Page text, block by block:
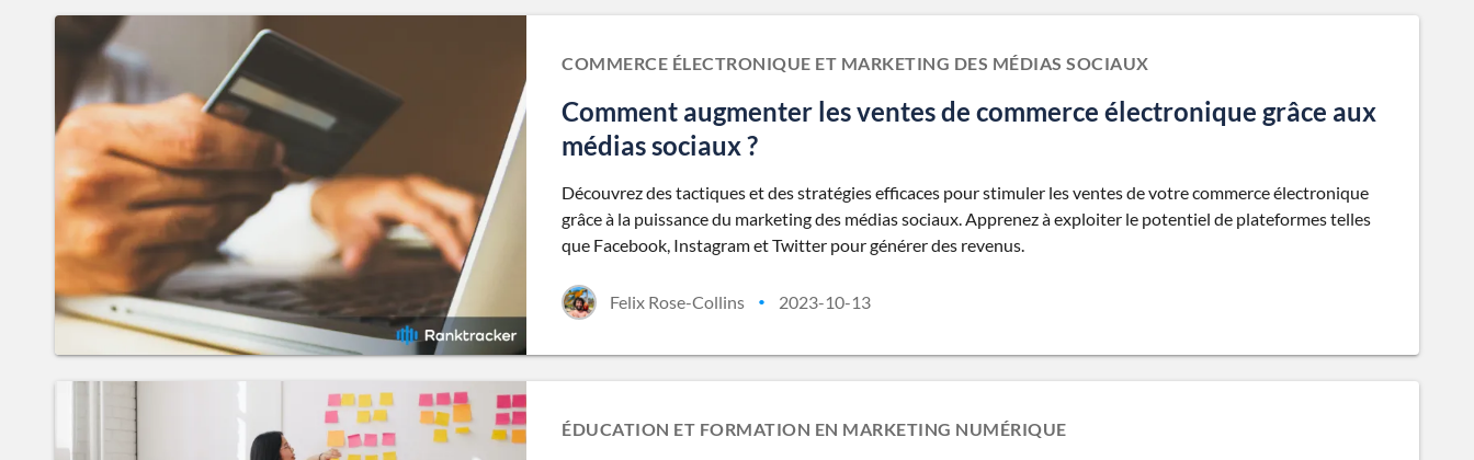
COMMERCE ÉLECTRONIQUE ET MARKETING DES MÉDIAS SOCIAUX
Comment augmenter les ventes de commerce électronique grâce aux
médias sociaux ?
Découvrez des tactiques et des stratégies efficaces pour stimuler les ventes de votre commerce électronique
grâce à la puissance du marketing des médias sociaux. Apprenez à exploiter le potentiel de plateformes telles
que Facebook, Instagram et Twitter pour générer des revenus.
Felix Rose-Collins • 2023-10-13
ÉDUCATION ET FORMATION EN MARKETING NUMÉRIQUE